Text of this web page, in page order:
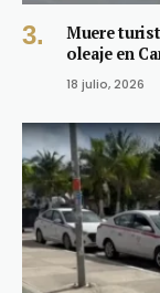
Muere
oleaje en
18 julio, 2026